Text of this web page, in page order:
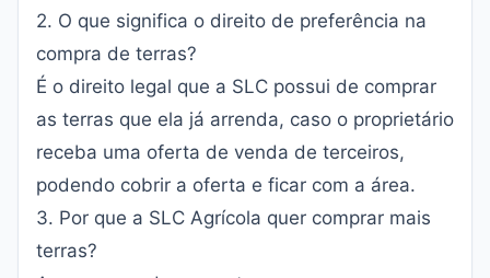
2. O que significa o direito de preferência na
compra de terras?
É o direito legal que a SLC possui de comprar
as terras que ela já arrenda, caso o proprietário
receba uma oferta de venda de terceiros,
podendo cobrir a oferta e ficar com a área.
3. Por que a SLC Agrícola quer comprar mais
terras?